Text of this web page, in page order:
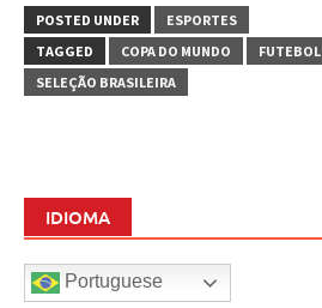
POSTED UNDER
ESPORTES
TAGGED
COPA DO MUNDO FUTEBOL
SELEÇÃO BRASILEIRA
IDIOMA
Portuguese